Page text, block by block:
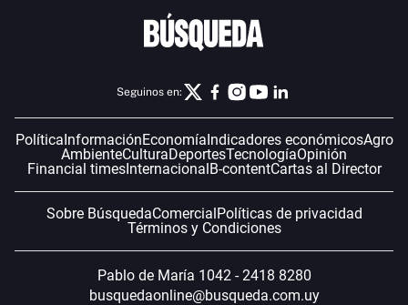
Seguinos en:
PolíticaInformaciónEconomíaIndicadores económicosAgro
AmbienteCulturaDeportesTecnologíaOpinión
Financial timesInternacionalB-contentCartas al Director
Sobre BúsquedaComercialPolíticas de privacidad
Términos y Condiciones
Pablo de María 1042 - 2418 8280
busquedaonline@busqueda.com.uy